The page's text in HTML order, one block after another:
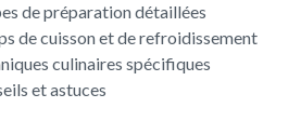
de préparation détaillées
de cuisson et de refroidissement
culinaires spécifiques
et astuces